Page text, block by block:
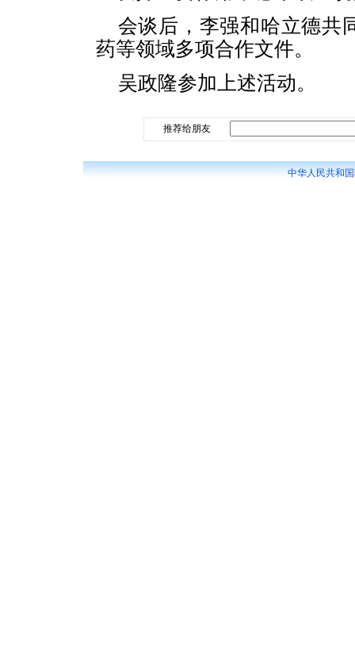
会谈后，李强和哈立德共
药等领域多项合作文件。
吴政隆参加上述活动。
推荐给朋友
中华人民共和